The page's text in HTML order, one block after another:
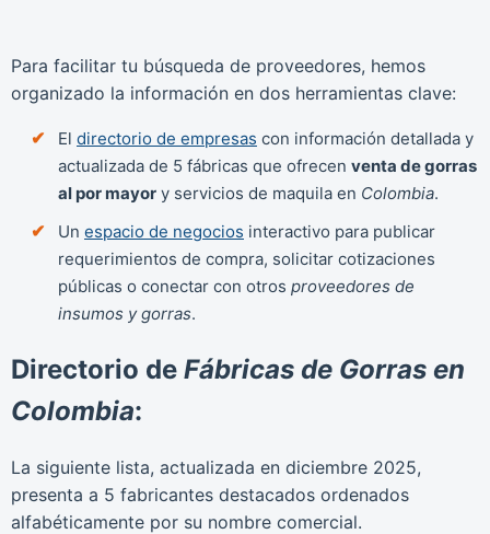
Para facilitar tu búsqueda de proveedores, hemos
organizado la información en dos herramientas clave:
El directorio de empresas con información detallada y
actualizada de 5 fábricas que ofrecen venta de gorras
al por mayor y servicios de maquila en Colombia.
Un espacio de negocios interactivo para publicar
requerimientos de compra, solicitar cotizaciones
públicas o conectar con otros proveedores de
insumos y gorras.
Directorio de Fábricas de Gorras en
Colombia:
La siguiente lista, actualizada en diciembre 2025,
presenta a 5 fabricantes destacados ordenados
alfabéticamente por su nombre comercial.